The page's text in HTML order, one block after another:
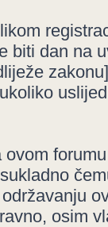
biti dan na
osim